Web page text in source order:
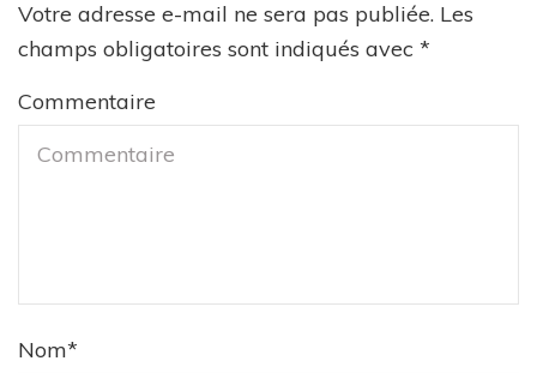
Votre adresse e-mail ne sera pas publiée. Les
champs obligatoires sont indiqués avec *
Commentaire
Nom*